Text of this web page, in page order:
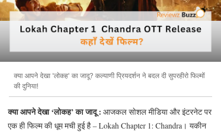
क्या आपने देखा 'लोकह' का जादू? कल्याणी प्रियदर्शन ने बदल दी सुपरहीरो फिल्मों
की दुनिया!
क्या आपने देखा ‘लोकह’ का जादू : आजकल सोशल मीडिया और इंटरनेट पर
एक ही फिल्म की धूम मची हुई है – Lokah Chapter 1: Chandra । यकीन